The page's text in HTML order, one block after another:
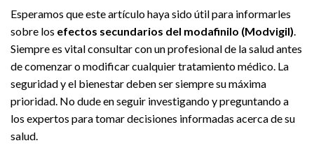
Esperamos que este artículo haya sido útil para informarles
sobre los efectos secundarios del modafinilo (Modvigil).
Siempre es vital consultar con un profesional de la salud antes
de comenzar o modificar cualquier tratamiento médico. La
seguridad y el bienestar deben ser siempre su máxima
prioridad. No dude en seguir investigando y preguntando a
los expertos para tomar decisiones informadas acerca de su
salud.